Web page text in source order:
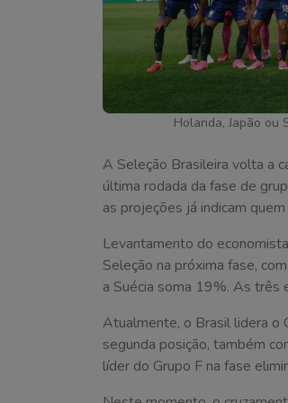
Holanda, Japão ou
A Seleção Brasileira volta a
última rodada da fase de
as projeções já indicam
Levantamento do
Seleção na próxima fase,
a Suécia soma 19%. As três
Atualmente, o Brasil lidera o
segunda posição, também
líder do Grupo F na fase